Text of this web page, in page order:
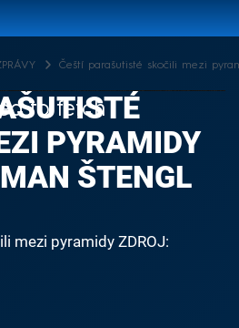
Čeští parašutisté skočili mezi
to fetch
PYRAMIDY
ŠTENGL
mezi pyramidy ZDROJ: